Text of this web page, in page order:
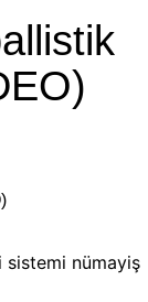
sistemi nümayiş